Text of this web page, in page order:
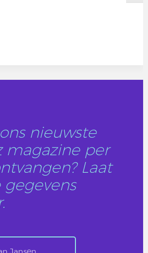
nieuwste
magazine per
Laat
gegevens